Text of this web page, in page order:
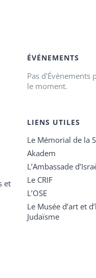
et
ÉVÉNEMENTS
Pas d'Évènements
le moment.
LIENS UTILES
Le Mémorial de la
Akadem
L’Ambassade
Le CRIF
L’OSE
Le Musée d’art et
Judaïsme